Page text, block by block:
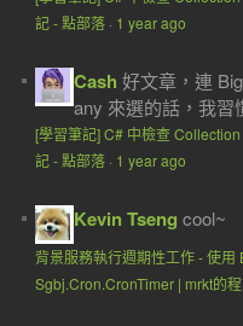
記 - 點部落· 1 year ago
Cash 好文章，連
any 來選的話，我習
[學習筆記] C# 中檢查
記 - 點部落· 1 year ago
Kevin Tseng cool~
背景服務執行週期性工作 - 使
Sgbj.Cron.CronTimer | mrkt的